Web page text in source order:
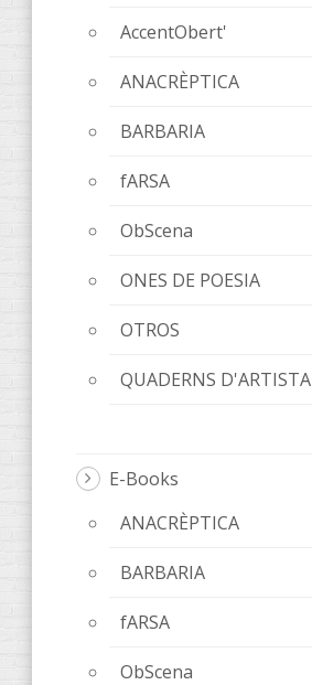
AccentObert'
ANACRÈPTICA
BARBARIA
fARSA
ObScena
ONES DE POESIA
OTROS
QUADERNS D'ARTISTA
E-Books
ANACRÈPTICA
BARBARIA
fARSA
ObScena